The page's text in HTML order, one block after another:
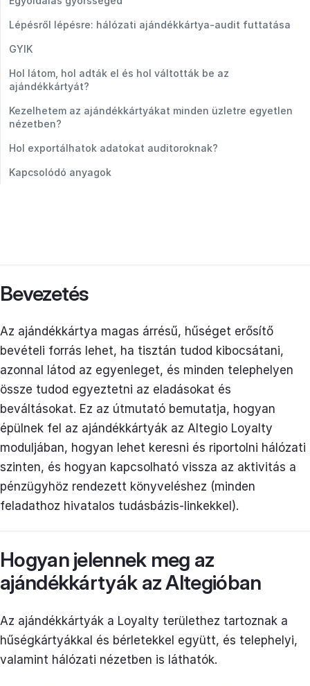
Lépésről lépésre: hálózati ajándékkártya-audit futtatása
GYIK
Hol látom, hol adták el és hol váltották be az
ajándékkártyát?
Kezelhetem az ajándékkártyákat minden üzletre egyetlen
nézetben?
Hol exportálhatok adatokat auditoroknak?
Kapcsolódó anyagok
Bevezetés
Az ajándékkártya magas árrésű, hűséget erősítő
bevételi forrás lehet, ha tisztán tudod kibocsátani,
azonnal látod az egyenleget, és minden telephelyen
össze tudod egyeztetni az eladásokat és
beváltásokat. Ez az útmutató bemutatja, hogyan
épülnek fel az ajándékkártyák az Altegio Loyalty
moduljában, hogyan lehet keresni és riportolni hálózati
szinten, és hogyan kapcsolható vissza az aktivitás a
pénzügyhöz rendezett könyveléshez (minden
feladathoz hivatalos tudásbázis-linkekkel).
Hogyan jelennek meg az
ajándékkártyák az Altegióban
Az ajándékkártyák a Loyalty területhez tartoznak a
hűségkártyákkal és bérletekkel együtt, és telephelyi,
valamint hálózati nézetben is láthatók.